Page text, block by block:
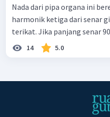
Nada dari pipa organa ini
harmonik ketiga dari senar
terikat. Jika panjang senar
14 5.0